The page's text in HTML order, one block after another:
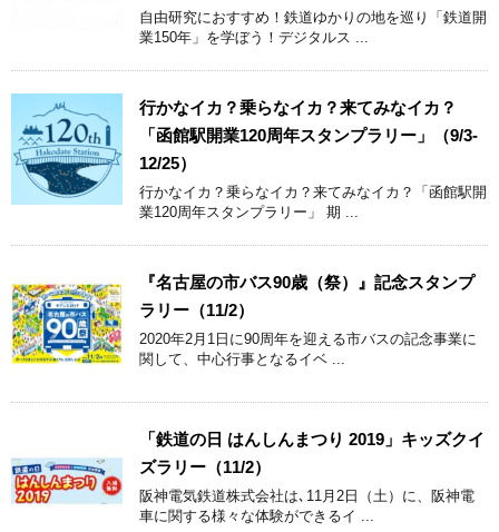
自由研究におすすめ！鉄道ゆかりの地を巡り「鉄道開
業150年」を学ぼう！デジタルス ...
行かなイカ？乗らなイカ？来てみなイカ？
「函館駅開業120周年スタンプラリー」（9/3-
12/25）
行かなイカ？乗らなイカ？来てみなイカ？「函館駅開
業120周年スタンプラリー」 期 ...
『名古屋の市バス90歳（祭）』記念スタンプ
ラリー（11/2）
2020年2月1日に90周年を迎える市バスの記念事業に
関して、中心行事となるイベ ...
「鉄道の日 はんしんまつり 2019」キッズクイ
ズラリー（11/2）
阪神電気鉄道株式会社は､11月2日（土）に、阪神電
車に関する様々な体験ができるイ ...